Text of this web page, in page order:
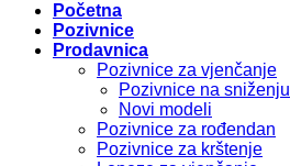
Početna
Pozivnice
Prodavnica
Pozivnice za vjenčanje
Pozivnice na sniženju
Novi modeli
Pozivnice za rođendan
Pozivnice za krštenje